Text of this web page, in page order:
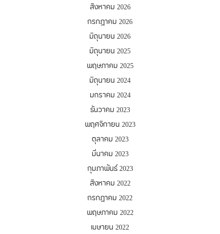
สิงหาคม 2026
กรกฎาคม 2026
มิถุนายน 2026
มิถุนายน 2025
พฤษภาคม 2025
มิถุนายน 2024
มกราคม 2024
ธันวาคม 2023
พฤศจิกายน 2023
ตุลาคม 2023
มีนาคม 2023
กุมภาพันธ์ 2023
สิงหาคม 2022
กรกฎาคม 2022
พฤษภาคม 2022
เมษายน 2022